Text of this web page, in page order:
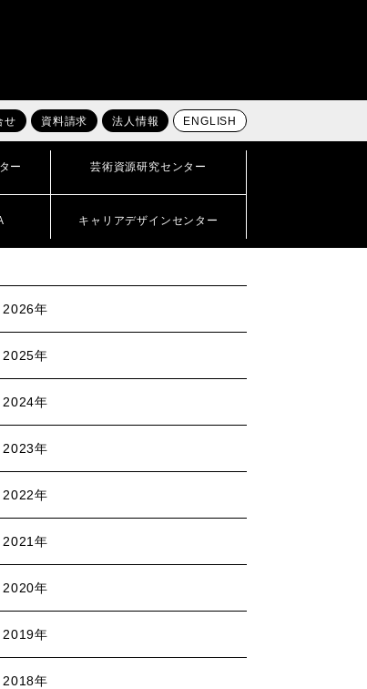
せ 資料請求 法人情報 ENGLISH
ー 芸術資源研究センター
キャリアデザインセンター
2026年
2025年
2024年
2023年
2022年
2021年
2020年
2019年
2018年